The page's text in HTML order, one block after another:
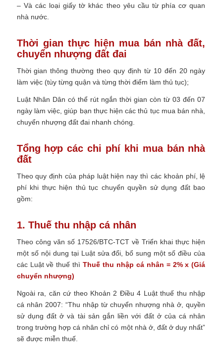
– Và các loại giấy tờ khác theo yêu cầu từ phía cơ quan
nhà nước.
Thời gian thực hiện mua bán nhà đất,
chuyển nhượng đất đai
Thời gian thông thường theo quy định từ 10 đến 20 ngày
làm việc (tùy từng quận và từng thời điểm làm thủ tục);
Luật Nhân Dân có thể rút ngắn thời gian còn từ 03 đến 07
ngày làm việc, giúp bạn thực hiện các thủ tục mua bán nhà,
chuyển nhượng đất đai nhanh chóng.
Tổng hợp các chi phí khi mua bán nhà
đất
Theo quy định của pháp luật hiện nay thì các khoản phí, lệ
phí khi thực hiện thủ tục chuyển quyền sử dụng đất bao
gồm:
1. Thuế thu nhập cá nhân
Theo công văn số 17526/BTC-TCT về Triển khai thực hiện
một số nội dung tại Luật sửa đổi, bổ sung một số điều của
các Luật về thuế thìThuế thu nhập cá nhân = 2% x (Giá
chuyển nhượng)
Ngoài ra, căn cứ theo Khoản 2 Điều 4 Luật thuế thu nhập
cá nhân 2007: “Thu nhập từ chuyển nhượng nhà ở, quyền
sử dụng đất ở và tài sản gắn liền với đất ở của cá nhân
trong trường hợp cá nhân chỉ có một nhà ở, đất ở duy nhất”
sẽ được miễn thuế.